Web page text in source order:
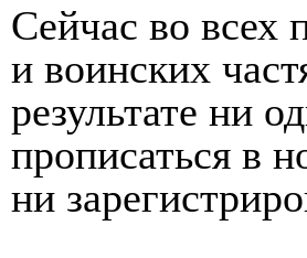
Сейчас во всех
и воинских
результате ни
прописаться в
ни